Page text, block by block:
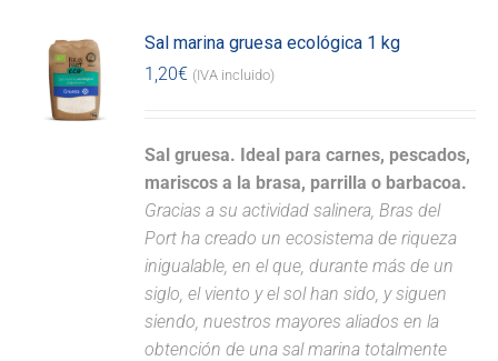
Sal marina gruesa ecológica 1 kg
1,20€ (IVA incluido)
Sal gruesa. Ideal para carnes, pescados,
mariscos a la brasa, parrilla o barbacoa.
Gracias a su actividad salinera, Bras del
Port ha creado un ecosistema de riqueza
inigualable, en el que, durante más de un
siglo, el viento y el sol han sido, y siguen
siendo, nuestros mayores aliados en la
obtención de una sal marina totalmente